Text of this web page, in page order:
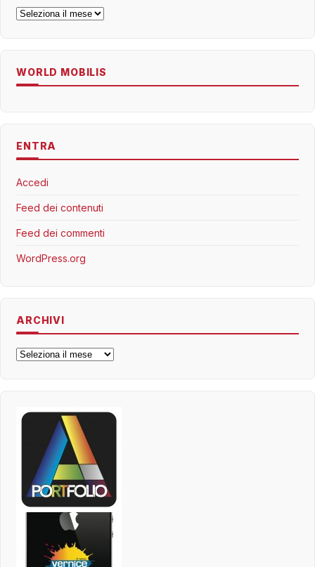
Archivi
WORLD MOBILIS
ENTRA
Accedi
Feed dei contenuti
Feed dei commenti
WordPress.org
ARCHIVI
Archivi